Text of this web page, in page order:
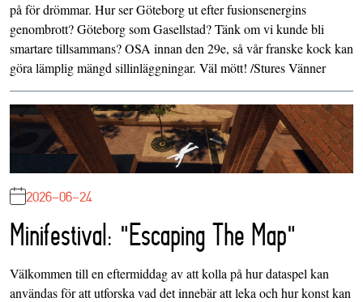
på för drömmar. Hur ser Göteborg ut efter fusionsenergins
genombrott? Göteborg som Gasellstad? Tänk om vi kunde bli
smartare tillsammans? OSA innan den 29e, så vår franske kock kan
göra lämplig mängd sillinläggningar. Väl mött! /Stures Vänner
2026-06-24
Minifestival: "Escaping The Map"
Välkommen till en eftermiddag av att kolla på hur dataspel kan
användas för att utforska vad det innebär att leka och hur konst kan